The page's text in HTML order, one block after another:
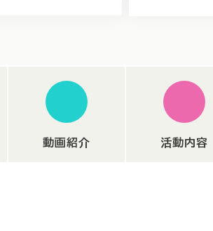
動画紹介 活動内容